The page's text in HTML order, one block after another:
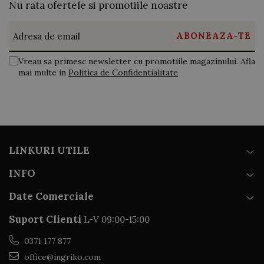
Conținut pachet
Nu rata ofertele si promotiile noastre
Vreau sa primesc newsletter cu promotiile magazinului. Afla
mai multe in Politica de Confidentialitate
LINKURI UTILE
INFO
Date Comerciale
Suport Clienti L-V 09:00-15:00
0371 177 877
office@ingriko.com